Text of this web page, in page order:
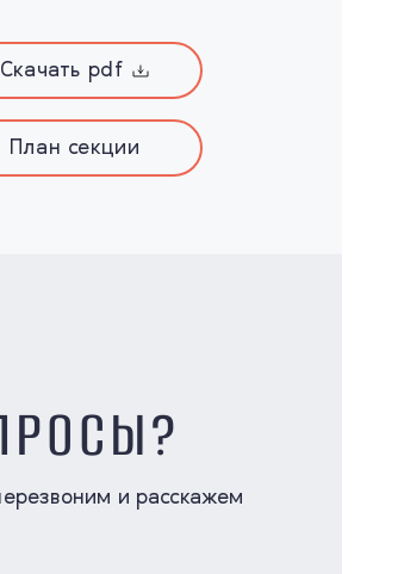
Скачать pdf
План секции
и расскажем